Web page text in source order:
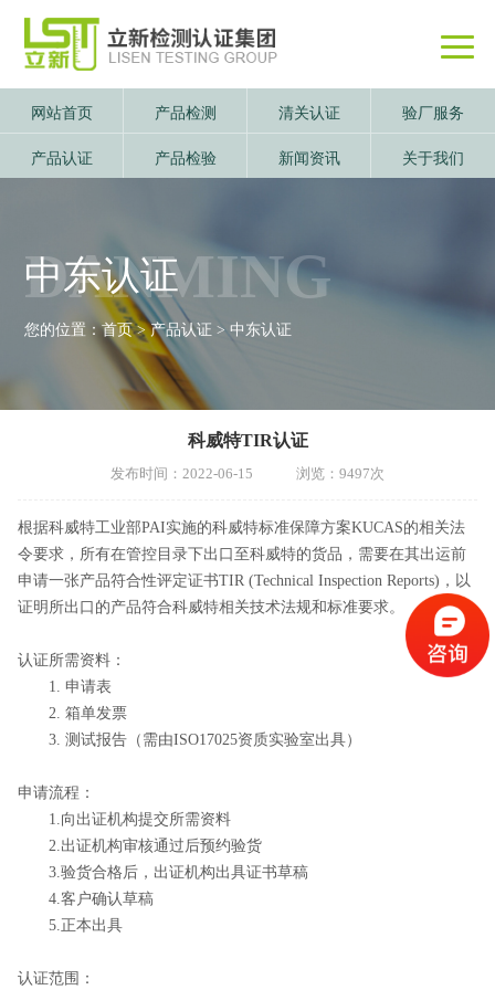
网站首页 产品检测 清关认证 验厂服务
产品认证 产品检验 新闻资讯 关于我们
DANMING
中东认证
您的位置：首页>产品认证 >中东认证
科威特TIR认证
发布时间：2022-06-15 浏览：9497次
根据科威特工业部PAI实施的科威特标准保障方案KUCAS的相关法
令要求，所有在管控目录下出口至科威特的货品，需要在其出运前
申请一张产品符合性评定证书TIR (Technical Inspection Reports)，以
证明所出口的产品符合科威特相关技术法规和标准要求。
认证所需资料：
1. 申请表
2. 箱单发票
3. 测试报告（需由ISO17025资质实验室出具）
申请流程：
1.向出证机构提交所需资料
2.出证机构审核通过后预约验货
3.验货合格后，出证机构出具证书草稿
4.客户确认草稿
5.正本出具
认证范围：